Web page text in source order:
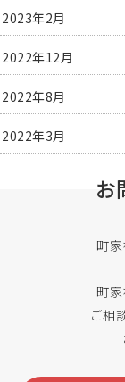
2023年2月
2022年12月
2022年8月
2022年3月
お
町
町
ご相